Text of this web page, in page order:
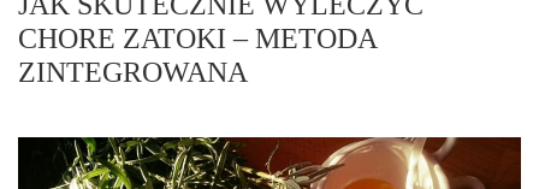
CHORE ZATOKI – METODA
ZINTEGROWANA